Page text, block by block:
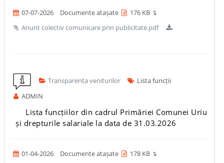
07-07-2026 Documente atașate
176 KB ↴
Anunt colectiv comunicare prin publicitate.pdf
Transparența veniturilor
Lista funcții
ADMIN
Lista funcțiilor din cadrul Primăriei Comunei Uriu
și drepturile salariale la data de 31.03.2026
01-04-2026 Documente atașate
178 KB ↴